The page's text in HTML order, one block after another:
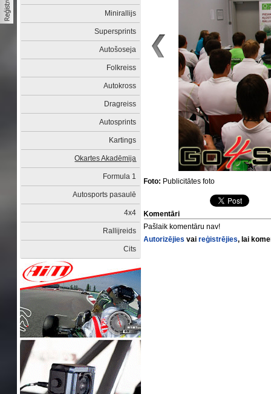
Minirallijs
Supersprints
Autošoseja
Folkreiss
Autokross
Dragreiss
Autosprints
Kartings
Okartes Akadēmija
Formula 1
Autosports pasaulē
4x4
Rallijreids
Cits
Foto: Publicitātes foto
Komentāri
Pašlaik komentāru nav!
Autorizējies vaireģistrējies, lai